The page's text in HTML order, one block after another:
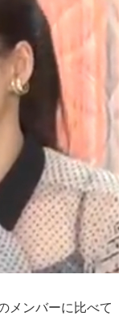
メンバーに比べて